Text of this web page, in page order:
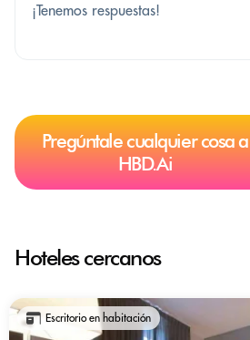
¡Tenemos respuestas!
Pregúntale cualquier cosa a
HBD.Ai
Hoteles cercanos
Escritorio en habitación